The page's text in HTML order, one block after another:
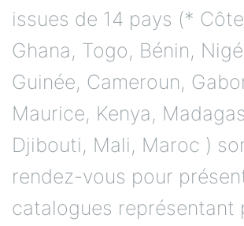
issues de 14 pays (* Côte
Ghana, Togo, Bénin,
Guinée, Cameroun,
Maurice, Kenya,
Djibouti, Mali, Maroc )
rendez-vous pour
catalogues représentant